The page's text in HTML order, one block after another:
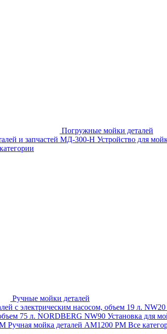
Погружные мойки деталей
и запчастей МД-300-H Устройство для
Ручные мойки деталей
с электрическим насосом, объем 19 л. NW20
75 л. NORDBERG NW90 Установка для
Ручная мойка деталей АМ1200 РМ Все